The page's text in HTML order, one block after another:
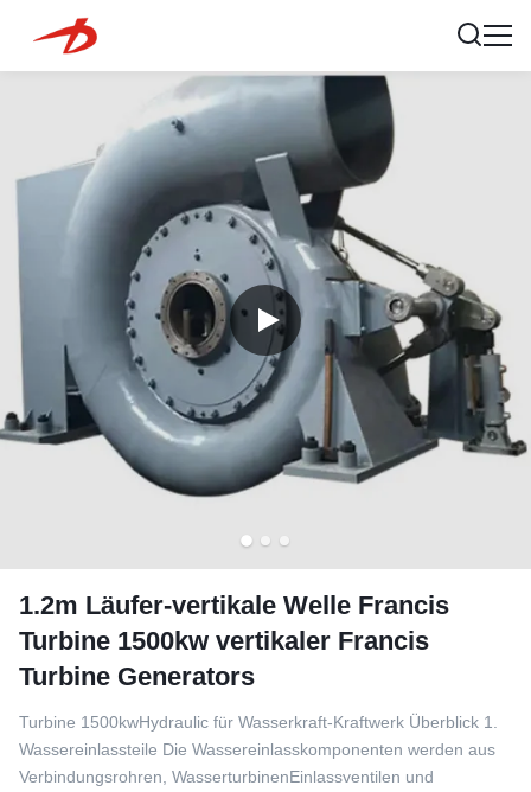
1.2m Läufer-vertikale Welle Francis
Turbine 1500kw vertikaler Francis
Turbine Generators
Turbine 1500kwHydraulic für Wasserkraft-Kraftwerk Überblick 1.
Wassereinlassteile Die Wassereinlasskomponenten werden aus
Verbindungsrohren, WasserturbinenEinlassventilen und